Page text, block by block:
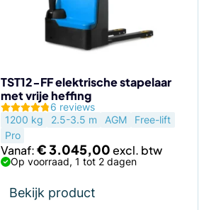
TST12-FF elektrische stapelaar
met vrije heffing
6 reviews
1200 kg
2.5-3.5 m AGM
Free-lift
Pro
Vanaf:€3.045,00
Op voorraad, 1 tot 2 dagen
Bekijk product
de
productpagina